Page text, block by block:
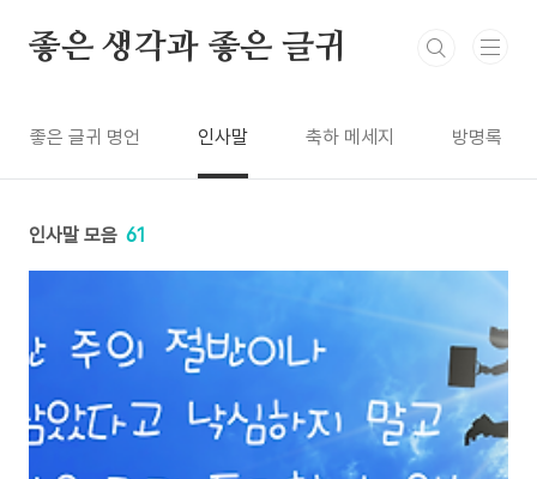
좋은 생각과 좋은 글귀
좋은 글귀 명언 인사말 축하 메세지 방명록
인사말 모음 61